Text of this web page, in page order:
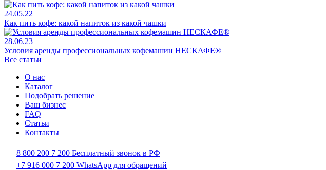
24.05.22
Как пить кофе: какой напиток из какой чашки
28.06.23
Условия аренды профессиональных кофемашин НЕСКАФЕ®
Все статьи
О нас
Каталог
Подобрать решение
Ваш бизнес
FAQ
Статьи
Контакты
8 800 200 7 200 Бесплатный звонок в РФ
+7 916 000 7 200 WhatsApp для обращений